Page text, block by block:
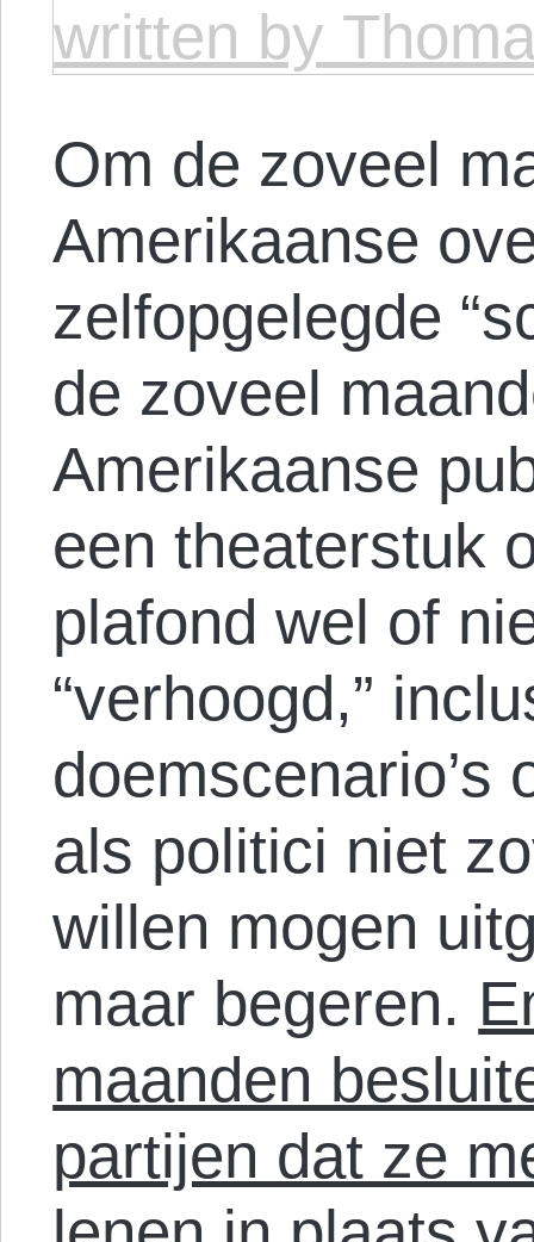
written by
Om de zoveel
Amerikaanse
zelfopgelegde
de zoveel
Amerikaanse
een theaterstuk
plafond wel of
“verhoogd,”
doemscenario’s
als politici niet
willen mogen
maar begeren.
maanden
partijen dat ze